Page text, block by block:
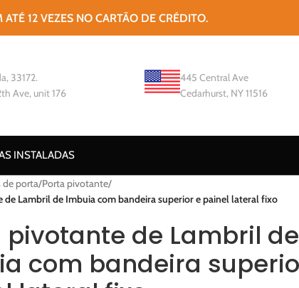
12 VEZES NO CARTÃO DE CRÉDITO.
33172.
Ave, unit 176
445 Central Ave
Cedarhurst, NY 11516
INSTALADAS
de porta/Porta pivotante/
de Lambril de Imbuia com bandeira superior e painel lateral fixo
pivotante de Lambril de
com bandeira